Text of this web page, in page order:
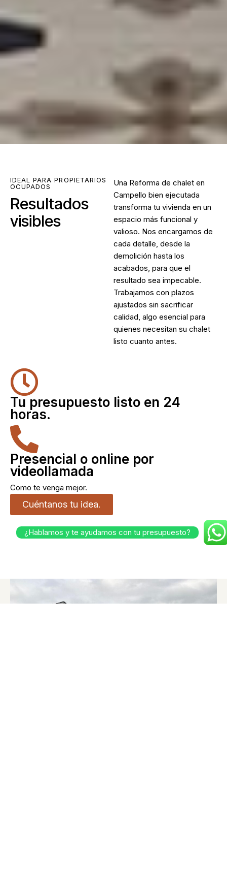
IDEAL PARA PROPIETARIOS
OCUPADOS
Resultados
visibles
Una Reforma de chalet en
Campello bien ejecutada
transforma tu vivienda en un
espacio más funcional y
valioso. Nos encargamos de
cada detalle, desde la
demolición hasta los
acabados, para que el
resultado sea impecable.
Trabajamos con plazos
ajustados sin sacrificar
calidad, algo esencial para
quienes necesitan su chalet
listo cuanto antes.
Tu presupuesto listo en 24
horas.
Presencial o online por
videollamada
Como te venga mejor.
Cuéntanos tu idea.
¿Hablamos y te ayudamos con tu presupuesto?